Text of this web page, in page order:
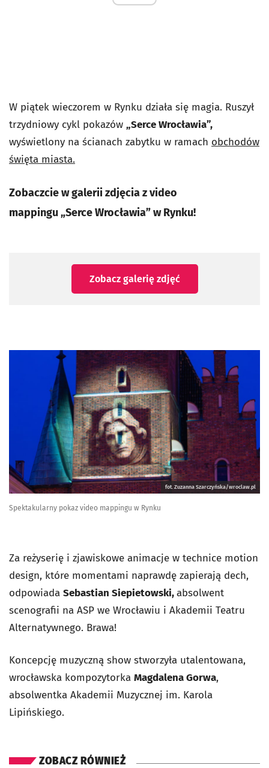
W piątek wieczorem w Rynku działa się magia. Ruszył
trzydniowy cykl pokazów „Serce Wrocławia”,
wyświetlony na ścianach zabytku w ramach obchodów
święta miasta.
Zobaczcie w galerii zdjęcia z video
mappingu „Serce Wrocławia” w Rynku!
Zobacz galerię zdjęć
fot. Zuzanna Szarczyńska/wroclaw.pl
Spektakularny pokaz video mappingu w Rynku
Za reżyserię i zjawiskowe animacje w technice motion
design, które momentami naprawdę zapierają dech,
odpowiada Sebastian Siepietowski,absolwent
scenografii na ASP we Wrocławiu i Akademii Teatru
Alternatywnego. Brawa!
Koncepcję muzyczną show stworzyła utalentowana,
wrocławska kompozytorka Magdalena Gorwa,
absolwentka Akademii Muzycznej im. Karola
Lipińskiego.
ZOBACZ RÓWNIEŻ